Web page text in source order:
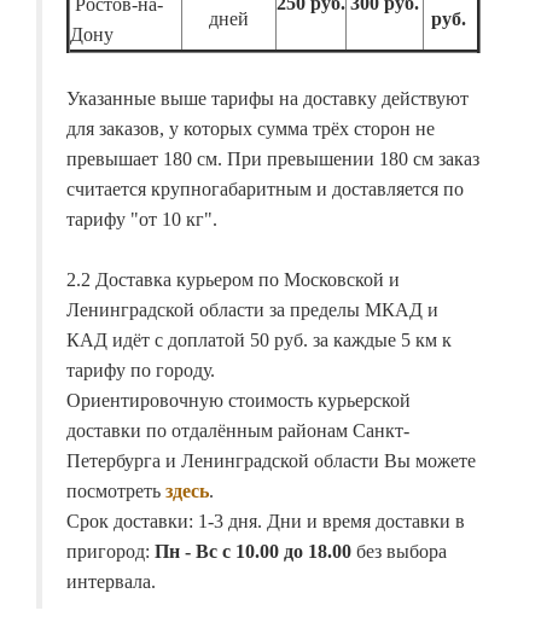
дней
руб.
Ростов-на-
Дону
Указанные выше тарифы на доставку действуют
для заказов, у которых сумма трёх сторон не
превышает 180 см. При превышении 180 см заказ
считается крупногабаритным и доставляется по
тарифу "от 10 кг".
2.2 Доставка курьером по Московской и
Ленинградской области за пределы МКАД и
КАД идёт с доплатой 50 руб. за каждые 5 км к
тарифу по городу.
Ориентировочную стоимость курьерской
доставки по отдалённым районам Санкт-
Петербурга и Ленинградской области Вы можете
посмотреть здесь.
Срок доставки: 1-3 дня. Дни и время доставки в
пригород: Пн - Вс с 10.00 до 18.00 без выбора
интервала.